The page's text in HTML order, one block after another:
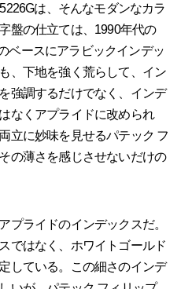
は、そんなモダンなカラ
盤の仕立ては、1990年代の
ベースにアラビックインデッ
、下地を強く荒らして、イン
強調するだけでなく、インデ
なくアプライドに改められ
立に妙味を見せるパテック フ
の薄さを感じさせないだけの
ライドのインデックスだ。
ではなく、ホワイトゴールド
している。この細さのインデ